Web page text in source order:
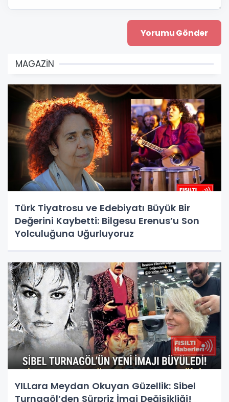
MAGAZİN
Türk Tiyatrosu ve Edebiyatı Büyük Bir
Değerini Kaybetti: Bilgesu Erenus’u Son
Yolculuğuna Uğurluyoruz
YILLara Meydan Okuyan Güzellik: Sibel
Turnagöl’den Sürpriz İmaj Değişikliği!